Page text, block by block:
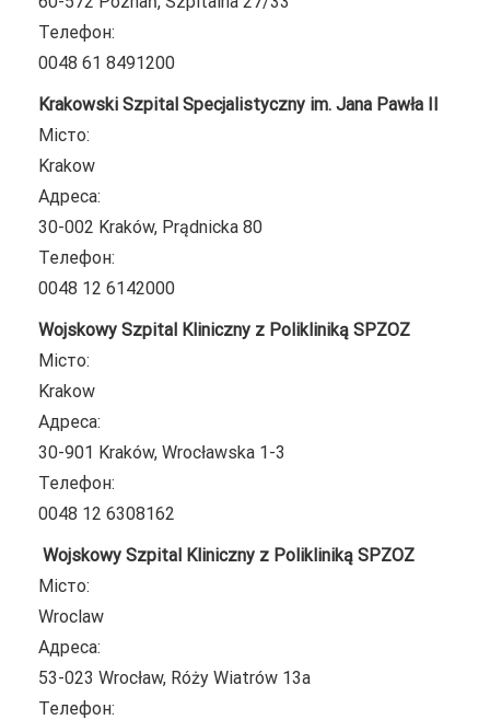
Телефон:
0048 61 8491200
Krakowski Szpital Specjalistyczny im. Jana Pawła II
Місто:
Krakow
Адреса:
30-002 Kraków, Prądnicka 80
Телефон:
0048 12 6142000
Wojskowy Szpital Kliniczny z Polikliniką SPZOZ
Місто:
Krakow
Адреса:
30-901 Kraków, Wrocławska 1-3
Телефон:
0048 12 6308162
Wojskowy Szpital Kliniczny z Polikliniką SPZOZ
Місто:
Wroclaw
Адреса:
53-023 Wrocław, Róży Wiatrów 13a
Телефон: